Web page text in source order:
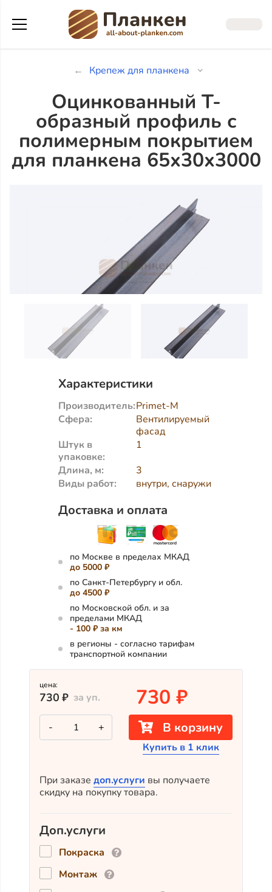
Крепеж для планкена
Оцинкованный Т-
образный профиль с
полимерным покрытием
для планкена 65х30х3000
Характеристики
Производитель:Primet-M
Сфера:
Вентилируемый
фасад
Штук в
упаковке:
1
Длина, м:
3
Виды работ:
внутри, снаружи
Доставка и оплата
по Москве в пределах МКАД
до 5000 ₽
по Санкт-Петербургу и обл.
до 4500 ₽
по Московской обл. и за
пределами МКАД
- 100 ₽ за км
в регионы - согласно тарифам
транспортной компании
цена:
730 ₽ за уп. 730 ₽
-
Количество
товара
Оцинкованный
с
полимерным
покрытием
планкена
65х30х3000
+ В корзину
Купить в 1 клик
При заказе доп.услуги вы получаете
скидку на покупку товара.
Доп.услуги
Покраска
Монтаж